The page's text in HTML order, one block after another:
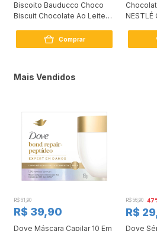
Biscoito Bauducco Choco
Biscuit Chocolate Ao Leite
Comprar
NESTLÉ
Mais Vendidos
R$ 61,90
R$ 39,90
Dove Máscara Capilar 10 Em
R$ 56,90
R$
Dove